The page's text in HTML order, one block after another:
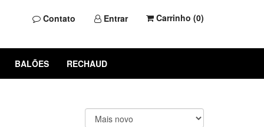
Contato Entrar Carrinho (0)
BALÕES RECHAUD